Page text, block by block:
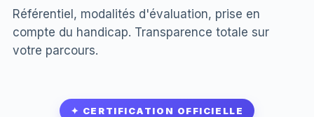
Référentiel, modalités d'évaluation, prise en
compte du handicap. Transparence totale sur
votre parcours.
✦ CERTIFICATION OFFICIELLE